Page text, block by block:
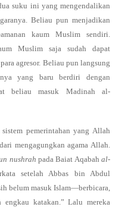
suku ini yang mengendalikan
Beliau pun menjadikan
kaum Muslim sendiri.
Muslim saja sudah dapat
agresor. Beliau pun langsung
yang baru berdiri dengan
beliau masuk Madinah al-
pemerintahan yang Allah
mengagungkan agama Allah.
nushrah pada Baiat Aqabah al-
setelah Abbas bin Abdul
belum masuk Islam—berbicara,
katakan.” Lalu mereka